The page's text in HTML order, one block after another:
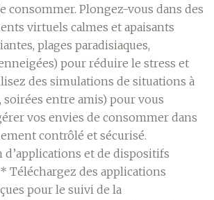
consommer. Plongez-vous dans des
virtuels calmes et apaisants
plages paradisiaques,
pour réduire le stress et
des simulations de situations à
soirées entre amis) pour vous
vos envies de consommer dans
contrôlé et sécurisé.
et de dispositifs
Téléchargez des applications
pour le suivi de la